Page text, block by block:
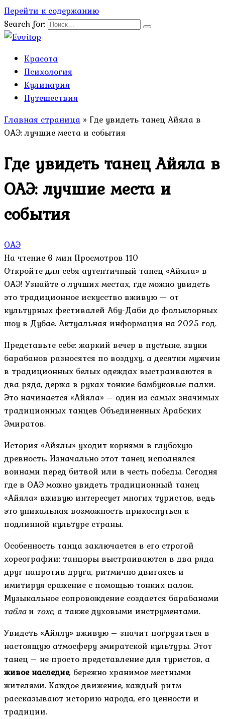
Перейти к содержанию
Search for:
Красота
Психология
Кулинария
Путешествия
Главная страница » Где увидеть танец Айяла в
ОАЭ: лучшие места и события
Где увидеть танец Айяла в
ОАЭ: лучшие места и
события
ОАЭ
На чтение 6 мин Просмотров 110
Откройте для себя аутентичный танец «Айяла» в
ОАЭ! Узнайте о лучших местах, где можно увидеть
это традиционное искусство вживую — от
культурных фестивалей Абу-Даби до фольклорных
шоу в Дубае. Актуальная информация на 2025 год.
Представьте себе: жаркий вечер в пустыне, звуки
барабанов разносятся по воздуху, а десятки мужчин
в традиционных белых одеждах выстраиваются в
два ряда, держа в руках тонкие бамбуковые палки.
Это начинается «Айяла» – один из самых значимых
традиционных танцев Объединенных Арабских
Эмиратов.
История «Айялы» уходит корнями в глубокую
древность. Изначально этот танец исполнялся
воинами перед битвой или в честь победы. Сегодня
где в ОАЭ можно увидеть традиционный танец
«Айяла» вживую интересует многих туристов, ведь
это уникальная возможность прикоснуться к
подлинной культуре страны.
Особенность танца заключается в его строгой
хореографии: танцоры выстраиваются в два ряда
друг напротив друга, ритмично двигаясь и
имитируя сражение с помощью тонких палок.
Музыкальное сопровождение создается барабанами
таблаи тохс, а также духовыми инструментами.
Увидеть «Айялу» вживую – значит погрузиться в
настоящую атмосферу эмиратской культуры. Этот
танец – не просто представление для туристов, а
живое наследие, бережно хранимое местными
жителями. Каждое движение, каждый ритм
рассказывают историю народа, его ценности и
традиции.